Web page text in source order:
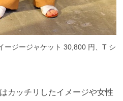
ージージャケット 30,800 円、T シ
カッチリしたイメージや女性